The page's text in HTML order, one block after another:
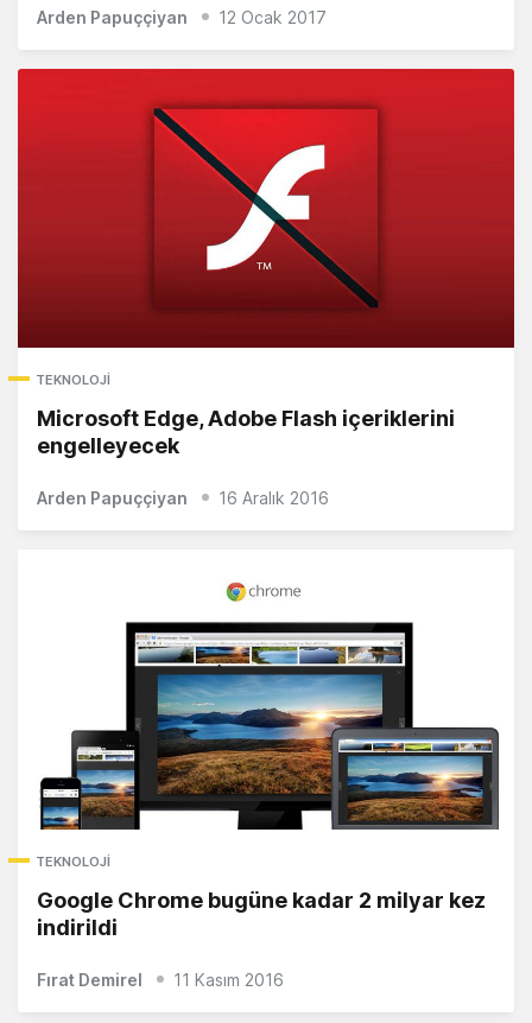
Arden Papuççiyan 12 Ocak 2017
TEKNOLOJI
Microsoft Edge, Adobe Flash içeriklerini
engelleyecek
Arden Papuççiyan 16 Aralık 2016
TEKNOLOJI
Google Chrome bugüne kadar 2 milyar kez
indirildi
Fırat Demirel 11 Kasım 2016